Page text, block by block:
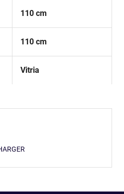
110 cm
110 cm
Vitria